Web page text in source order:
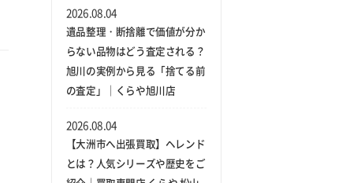
遺品整理・断捨離で価値が分か
らない品物はどう査定される？
旭川の実例から見る「捨てる前
の査定」｜くらや旭川店
2026.08.04
【大洲市へ出張買取】ヘレンド
とは？人気シリーズや歴史をご
2026.08.04